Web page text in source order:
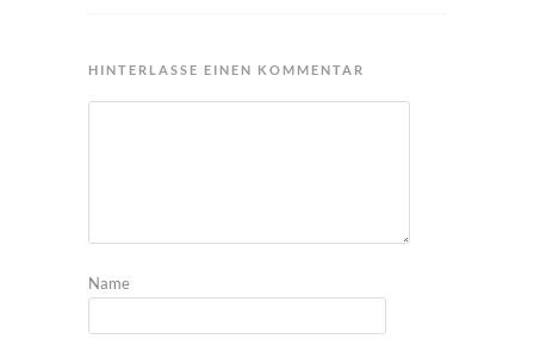
HINTERLASSE EINEN KOMMENTAR
Name